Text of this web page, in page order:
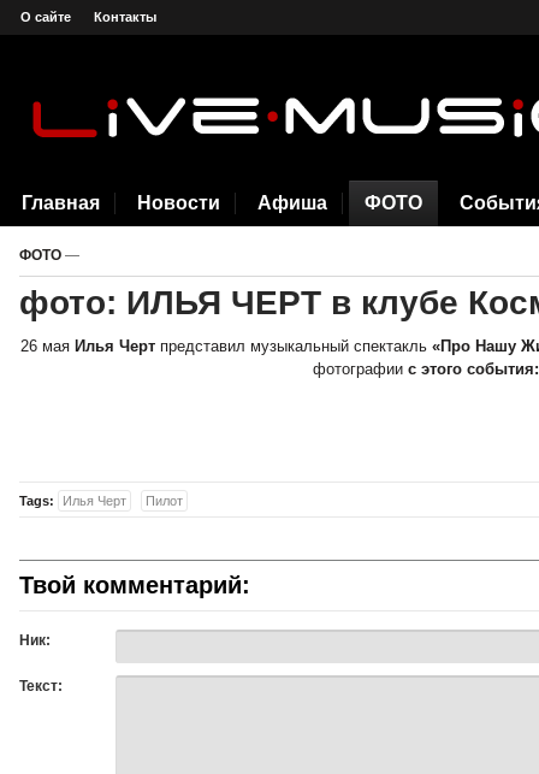
О сайте Контакты
Главная Новости Афиша ФОТО
ФОТО —
фото: ИЛЬЯ ЧЕРТ в клубе
26 мая Илья Чертпредставил музыкальный спектакль «Про Нашу
фотографии с этого события:
Tags: Илья Черт Пилот
Твой комментарий:
Ник:
Текст: